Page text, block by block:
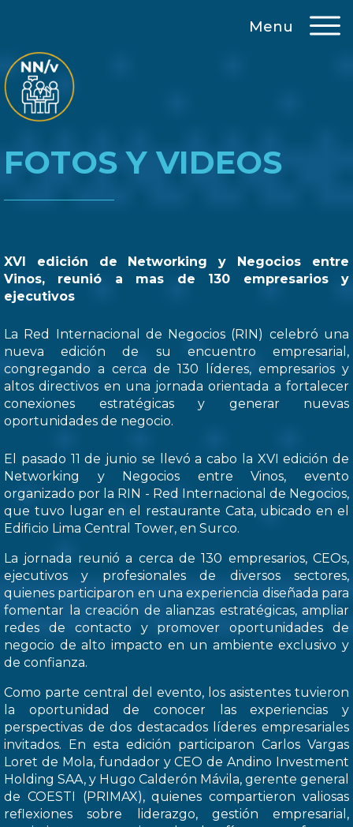
Menu
FOTOS Y VIDEOS
XVI edición de Networking y Negocios entre
Vinos, reunió a mas de 130 empresarios y
ejecutivos
La Red Internacional de Negocios (RIN) celebró una
nueva edición de su encuentro empresarial,
congregando a cerca de 130 líderes, empresarios y
altos directivos en una jornada orientada a fortalecer
conexiones estratégicas y generar nuevas
oportunidades de negocio.
El pasado 11 de junio se llevó a cabo la XVI edición de
Networking y Negocios entre Vinos, evento
organizado por la RIN - Red Internacional de Negocios,
que tuvo lugar en el restaurante Cata, ubicado en el
Edificio Lima Central Tower, en Surco.
La jornada reunió a cerca de 130 empresarios, CEOs,
ejecutivos y profesionales de diversos sectores,
quienes participaron en una experiencia diseñada para
fomentar la creación de alianzas estratégicas, ampliar
redes de contacto y promover oportunidades de
negocio de alto impacto en un ambiente exclusivo y
de confianza.
Como parte central del evento, los asistentes tuvieron
la oportunidad de conocer las experiencias y
perspectivas de dos destacados líderes empresariales
invitados. En esta edición participaron Carlos Vargas
Loret de Mola, fundador y CEO de Andino Investment
Holding SAA, y Hugo Calderón Mávila, gerente general
de COESTI (PRIMAX), quienes compartieron valiosas
reflexiones sobre liderazgo, gestión empresarial,